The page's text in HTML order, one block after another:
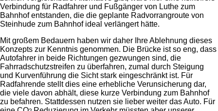
Verbindung für Radfahrer und Fußgänger von Luthe zum
Bahnhof entstanden, die die geplante Radvorrangroute von
Steinhude zum Bahnhof ideal verlängert hätte.
Mit großem Bedauern haben wir daher Ihre Ablehnung dieses
Konzepts zur Kenntnis genommen. Die Brücke ist so eng, dass
Autofahrer in beide Richtungen gezwungen sind, die
Fahrradschutzstreifen zu überfahren, zumal durch Steigung
und Kurvenführung die Sicht stark eingeschränkt ist. Für
Radfahrende stellt dies eine erhebliche Verunsicherung dar,
die viele davon abhält, diese kurze Verbindung zum Bahnhof
zu befahren. Stattdessen nutzen sie lieber weiter das Auto. Für